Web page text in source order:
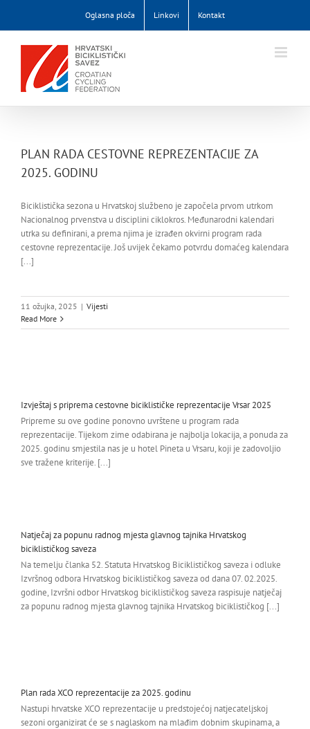
content
Oglasna ploča Linkovi Kontakt
PLAN RADA CESTOVNE REPREZENTACIJE ZA
2025. GODINU
Biciklistička sezona u Hrvatskoj službeno je započela prvom utrkom
Nacionalnog prvenstva u disciplini ciklokros. Međunarodni kalendari
utrka su definirani, a prema njima je izrađen okvirni program rada
cestovne reprezentacije. Još uvijek čekamo potvrdu domaćeg kalendara
[...]
11 ožujka, 2025 | Vijesti
Read More
Izvještaj s priprema cestovne biciklističke reprezentacije Vrsar 2025
Pripreme su ove godine ponovno uvrštene u program rada
reprezentacije. Tijekom zime odabirana je najbolja lokacija, a ponuda za
2025. godinu smjestila nas je u hotel Pineta u Vrsaru, koji je zadovoljio
sve tražene kriterije. [...]
Natječaj za popunu radnog mjesta glavnog tajnika Hrvatskog
biciklističkog saveza
Na temelju članka 52. Statuta Hrvatskog Biciklističkog saveza i odluke
Izvršnog odbora Hrvatskog biciklističkog saveza od dana 07. 02.2025.
godine, Izvršni odbor Hrvatskog biciklističkog saveza raspisuje natječaj
za popunu radnog mjesta glavnog tajnika Hrvatskog biciklističkog [...]
Plan rada XCO reprezentacije za 2025. godinu
Nastupi hrvatske XCO reprezentacije u predstojećoj natjecateljskoj
sezoni organizirat će se s naglaskom na mlađim dobnim skupinama, a